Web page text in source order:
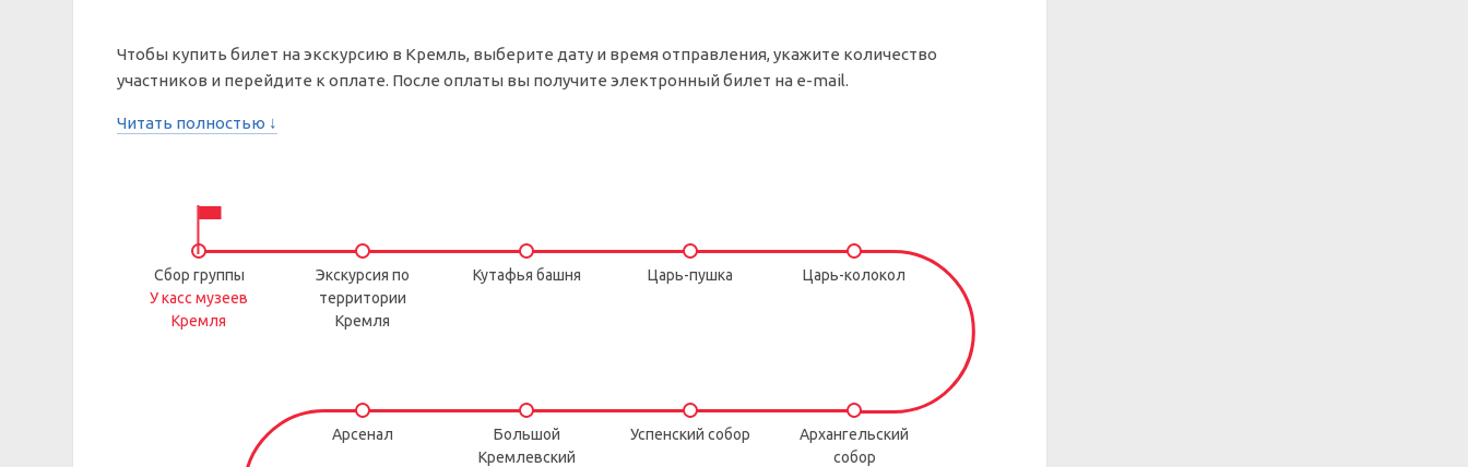
Чтобы купить билет на экскурсию в Кремль, выберите дату и время отправления, укажите количество
участников и перейдите к оплате. После оплаты вы получите электронный билет на e-mail.
Читать полностью ↓
Сбор группы
У касс музеев
Кремля
Экскурсия по
территории
Кремля
Кутафья башня Царь-пушка Царь-колокол
Архангельский
собор
Успенский собор
Большой
Кремлевский
Арсенал